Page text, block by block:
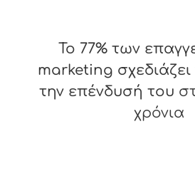
Το 77% των
marketing
την επένδυσή του
χρόνια